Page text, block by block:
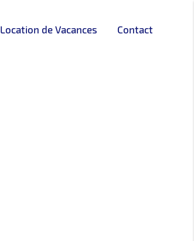
Location de Vacances Contact